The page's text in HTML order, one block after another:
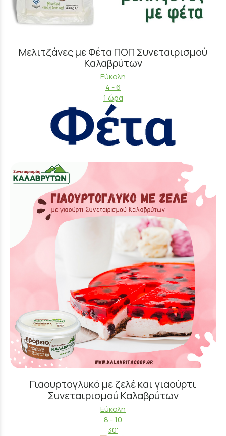
Μελιτζάνες με Φέτα ΠΟΠ Συνεταιρισμού
Καλαβρύτων
Εύκολη
4 - 6
1 ώρα
Γιαουρτογλυκό με ζελέ και γιαούρτι
Συνεταιρισμού Καλαβρύτων
Εύκολη
8 - 10
30'